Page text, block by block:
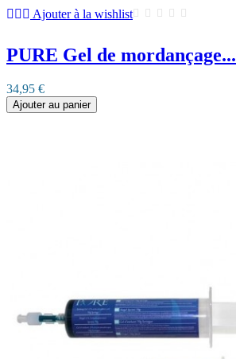
Ajouter à la wishlist
PURE Gel de mordançage...
34,95 €
Ajouter au panier